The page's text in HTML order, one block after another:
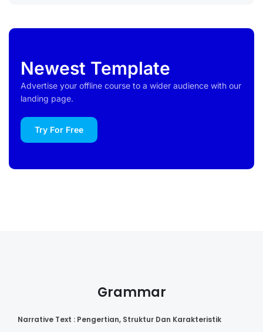
Newest Template
Advertise your offline course to a wider audience with our
landing page.
Try For Free
Grammar
Narrative Text : Pengertian, Struktur Dan Karakteristik